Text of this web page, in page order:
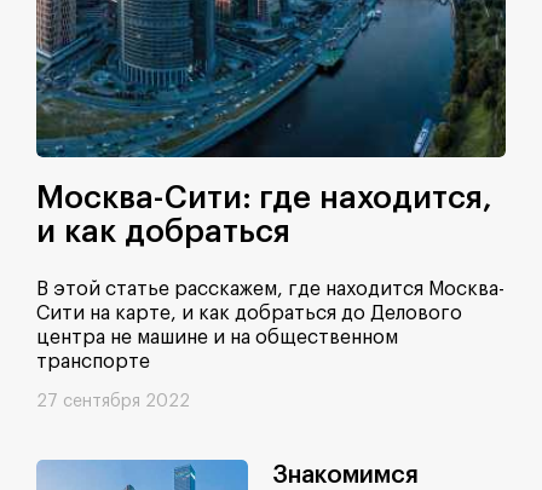
Москва-Сити: где находится,
и как добраться
В этой статье расскажем, где находится Москва-
Сити на карте, и как добраться до Делового
центра не машине и на общественном
транспорте
27 сентября 2022
Знакомимся